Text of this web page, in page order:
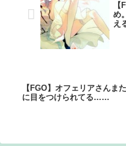
め
え
【FGO】オフェリアさんま
に目をつけられてる……